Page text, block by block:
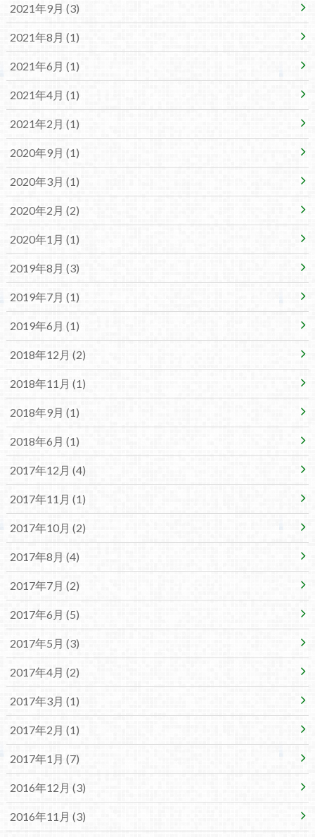
2021年9月 (3)
2021年8月 (1)
2021年6月 (1)
2021年4月 (1)
2021年2月 (1)
2020年9月 (1)
2020年3月 (1)
2020年2月 (2)
2020年1月 (1)
2019年8月 (3)
2019年7月 (1)
2019年6月 (1)
2018年12月 (2)
2018年11月 (1)
2018年9月 (1)
2018年6月 (1)
2017年12月 (4)
2017年11月 (1)
2017年10月 (2)
2017年8月 (4)
2017年7月 (2)
2017年6月 (5)
2017年5月 (3)
2017年4月 (2)
2017年3月 (1)
2017年2月 (1)
2017年1月 (7)
2016年12月 (3)
2016年11月 (3)